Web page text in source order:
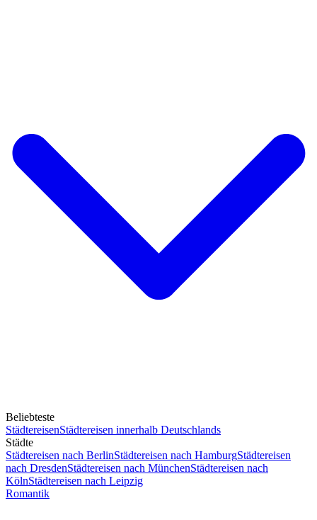
Beliebteste
StädtereisenStädtereisen innerhalb Deutschlands
Städte
Städtereisen nach BerlinStädtereisen nach HamburgStädtereisen
nach DresdenStädtereisen nach MünchenStädtereisen nach
KölnStädtereisen nach Leipzig
Romantik